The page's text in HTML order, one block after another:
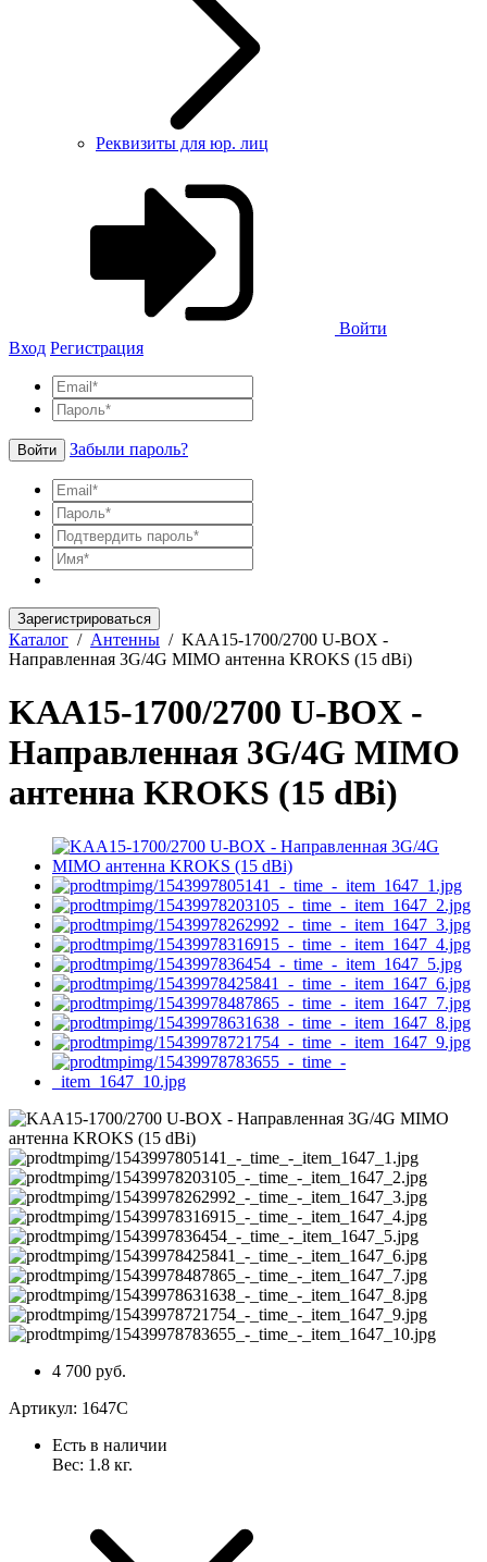
Реквизиты для юр. лиц
Войти
Вход Регистрация
Войти Забыли пароль?
Зарегистрироваться
Каталог / Антенны / KAA15-1700/2700 U-BOX -
Направленная 3G/4G MIMO антенна KROKS (15 dBi)
KAA15-1700/2700 U-BOX -
Направленная 3G/4G MIMO
антенна KROKS (15 dBi)
4 700 руб.
Артикул: 1647C
Есть в наличии
Вес: 1.8 кг.